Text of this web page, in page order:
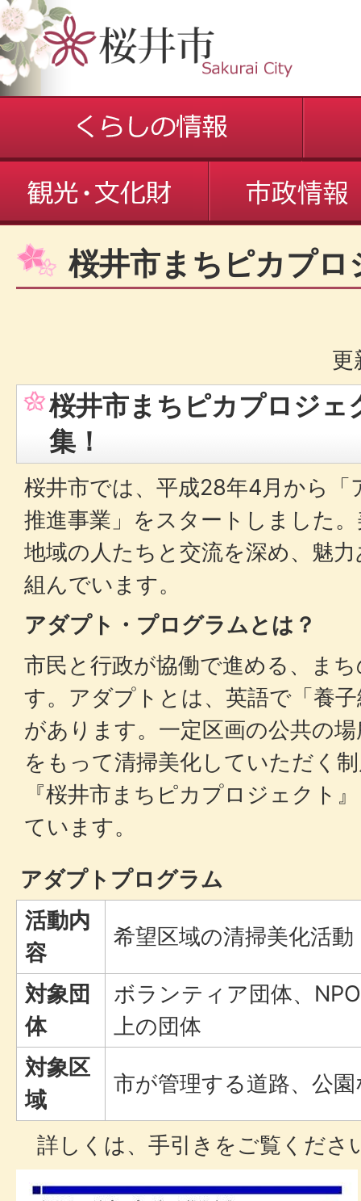
桜井市まちピカプロ
更
桜井市まちピカプロジェ
集！
桜井市では、平成28年4月から
推進事業」をスタートしました
地域の人たちと交流を深め、魅
組んでいます。
アダプト・プログラムとは？
市民と行政が協働で進める、ま
す。アダプトとは、英語で「養
があります。一定区画の公共の
をもって清掃美化していただく
『桜井市まちピカプロジェクト
ています。
アダプトプログラム
活動内
容
希望区域の清掃美化活動
対象団
体
ボランティア団体、
上の団体
対象区
域
市が管理する道路、公
詳しくは、手引きをご覧くださ